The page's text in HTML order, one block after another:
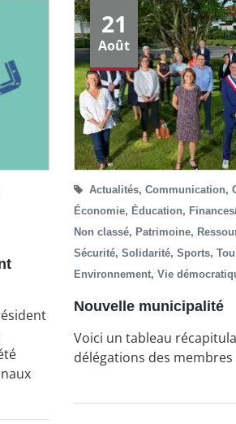
21
Août
Actualités, Communication,
Économie, Éducation,
Non classé, Patrimoine,
Sécurité, Solidarité, Sports,
Environnement, Vie
Nouvelle municipalité
Voici un tableau
délégations des